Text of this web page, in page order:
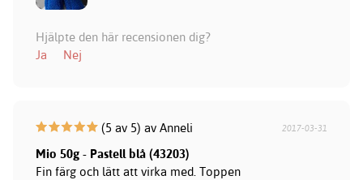
Hjälpte den här recensionen dig?
Ja
Nej
(5 av 5) av Anneli 2017-03-31
Mio 50g - Pastell blå (43203)
Fin färg och lätt att virka med. Toppen